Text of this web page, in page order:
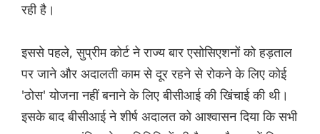
रही है।
इससे पहले, सुप्रीम कोर्ट ने राज्य बार एसोसिएशनों को हड़ताल
पर जाने और अदालती काम से दूर रहने से रोकने के लिए कोई
'ठोस' योजना नहीं बनाने के लिए बीसीआई की खिंचाई की थी।
इसके बाद बीसीआई ने शीर्ष अदालत को आश्वासन दिया कि सभी